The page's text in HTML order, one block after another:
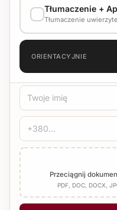
Skonsultuj koszt z
Tłumaczenie +
Tłumaczenie
TYP TŁUMACZENIA
POŚWIADCZENIE
Pieczęć biura
Dodaj Apostille
LICZBA STRON
ORIENTACYJNIE
Przeciągnij
PDF, DOC, DOCX,